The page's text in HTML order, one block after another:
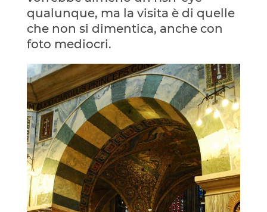
qualunque, ma la visita è di quelle
che non si dimentica, anche con
foto mediocri.